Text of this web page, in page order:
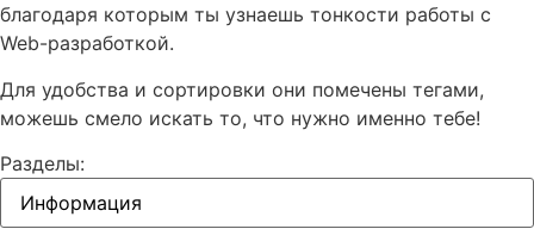
благодаря которым ты узнаешь тонкости работы с
Web-разработкой.
Для удобства и сортировки они помечены тегами,
можешь смело искать то, что нужно именно тебе!
Разделы: